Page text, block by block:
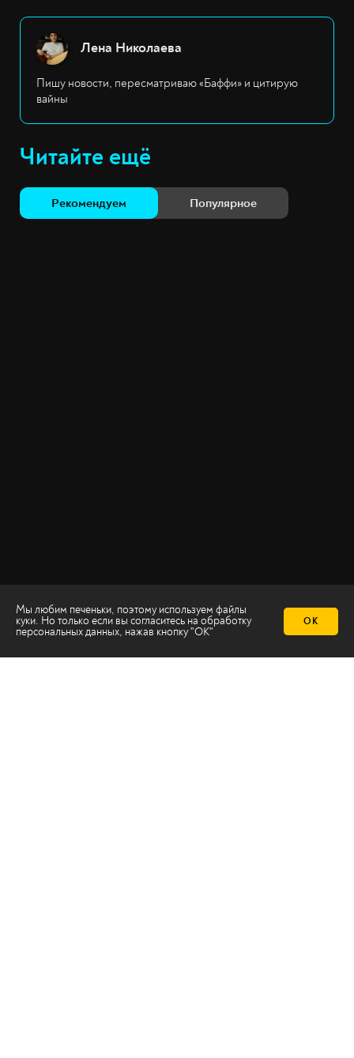
Лена Николаева
Пишу новости, пересматриваю «Баффи» и цитирую
вайны
Читайте ещё
Рекомендуем Популярное
Мы любим печеньки, поэтому используем файлы
куки. Но только если вы согласитесь на обработку
персональных данных, нажав кнопку "ОК"
ОК